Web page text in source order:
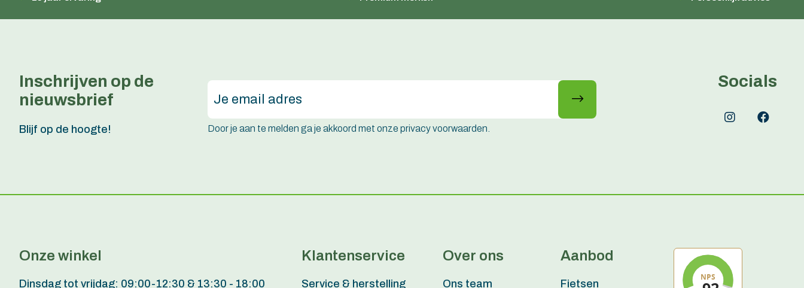
Inschrijven op de
nieuwsbrief
Blijf op de hoogte! Door je aan te melden ga je akkoord met onze privacy voorwaarden.
Socials
Onze winkel
Dinsdag tot vrijdag: 09:00-12:30 & 13:30 - 18:00
Klantenservice
Service & herstelling
Over ons
Ons team
Aanbod
Fietsen